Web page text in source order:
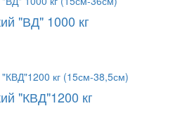
"ВД" 1000 кг
"КВД"1200 кг